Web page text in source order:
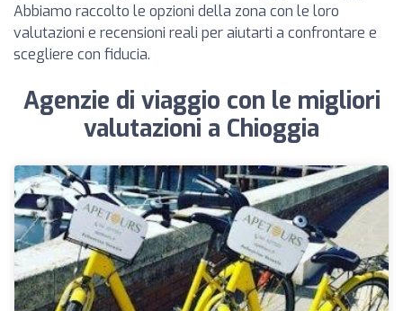
Abbiamo raccolto le opzioni della zona con le loro
valutazioni e recensioni reali per aiutarti a confrontare e
scegliere con fiducia.
Agenzie di viaggio con le migliori
valutazioni a Chioggia